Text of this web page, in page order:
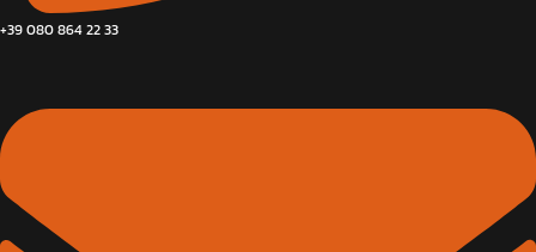
+39 080 864 22 33